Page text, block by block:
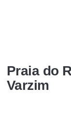
Praia do
Varzim